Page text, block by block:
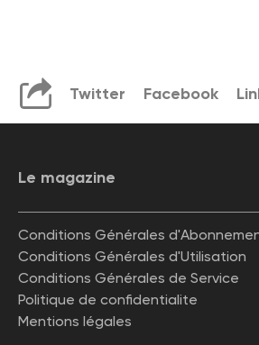
Twitter Facebook
Le magazine
Conditions Générales
Conditions Générales d'Utilisation
Conditions Générales de Service
Politique de confidentialite
Mentions légales